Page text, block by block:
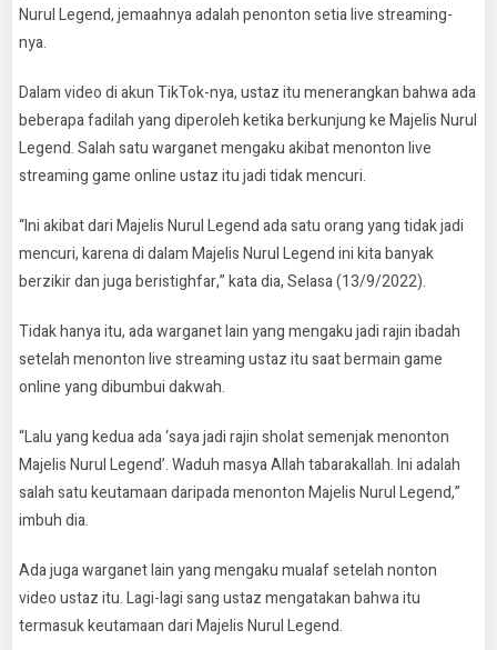
Nurul Legend, jemaahnya adalah penonton setia live streaming-
nya.
Dalam video di akun TikTok-nya, ustaz itu menerangkan bahwa ada
beberapa fadilah yang diperoleh ketika berkunjung ke Majelis Nurul
Legend. Salah satu warganet mengaku akibat menonton live
streaming game online ustaz itu jadi tidak mencuri.
“Ini akibat dari Majelis Nurul Legend ada satu orang yang tidak jadi
mencuri, karena di dalam Majelis Nurul Legend ini kita banyak
berzikir dan juga beristighfar,” kata dia, Selasa (13/9/2022).
Tidak hanya itu, ada warganet lain yang mengaku jadi rajin ibadah
setelah menonton live streaming ustaz itu saat bermain game
online yang dibumbui dakwah.
“Lalu yang kedua ada ‘saya jadi rajin sholat semenjak menonton
Majelis Nurul Legend’. Waduh masya Allah tabarakallah. Ini adalah
salah satu keutamaan daripada menonton Majelis Nurul Legend,”
imbuh dia.
Ada juga warganet lain yang mengaku mualaf setelah nonton
video ustaz itu. Lagi-lagi sang ustaz mengatakan bahwa itu
termasuk keutamaan dari Majelis Nurul Legend.